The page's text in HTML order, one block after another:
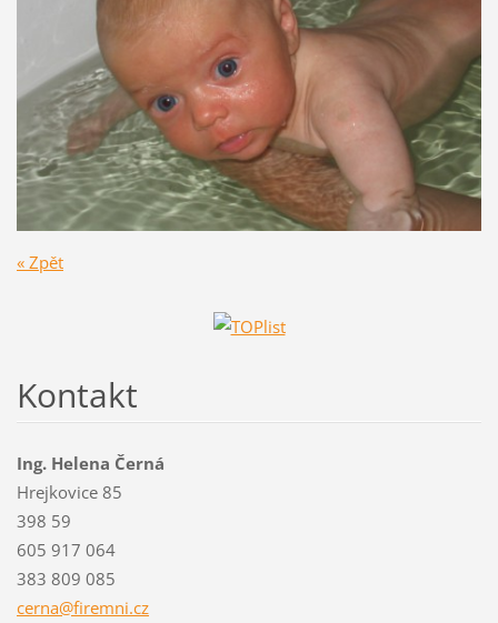
« Zpět
Kontakt
Ing. Helena Černá
Hrejkovice 85
398 59
605 917 064
383 809 085
cerna@firemni.cz